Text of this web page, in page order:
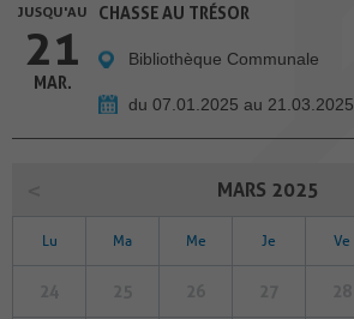
JUSQU'AU
21
MAR.
CHASSE AU TRÉSOR
Bibliothèque Communale
du 07.01.2025 au 21.03.2025
MARS 2025
Lu Ma Me Je Ve